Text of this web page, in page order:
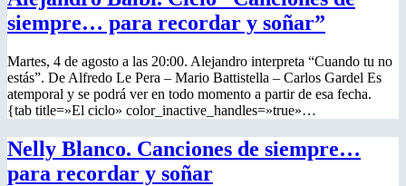
siempre… para recordar y soñar”
Martes, 4 de agosto a las 20:00. Alejandro interpreta “Cuando tu no
estás”. De Alfredo Le Pera – Mario Battistella – Carlos Gardel Es
atemporal y se podrá ver en todo momento a partir de esa fecha.
{tab title=»El ciclo» color_inactive_handles=»true»…
Nelly Blanco. Canciones de siempre…
para recordar y soñar